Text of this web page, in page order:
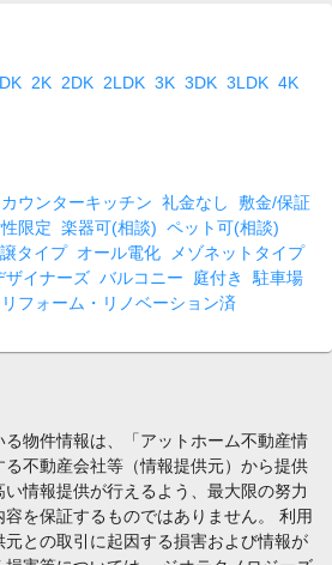
2K 2DK 2LDK 3K 3DK 3LDK 4K
カウンターキッチン 礼金なし
敷金/保証
限定 楽器可(相談) ペット可(相談)
タイプ オール電化
メゾネットタイプ
ザイナーズ バルコニー 庭付き
駐車場
リフォーム・リノベーション済
物件情報は、「アットホーム不動産情
不動産会社等（情報提供元）から提供
情報提供が行えるよう、最大限の努力
を保証するものではありません。 利用
との取引に起因する損害および情報が